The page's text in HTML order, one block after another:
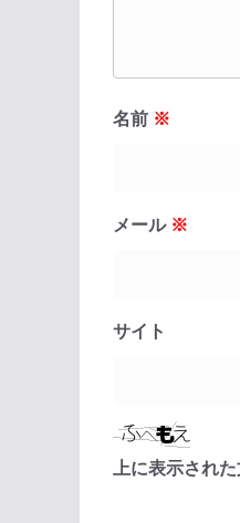
名前 ※
メール ※
サイト
上に表示された